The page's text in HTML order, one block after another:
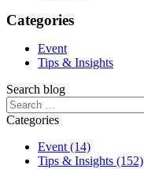
Categories
Event
Tips & Insights
Search blog
Search
for:
Categories
Event (14)
Tips & Insights (152)